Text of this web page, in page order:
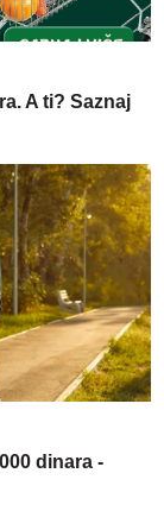
A ti? Saznaj
dinara -